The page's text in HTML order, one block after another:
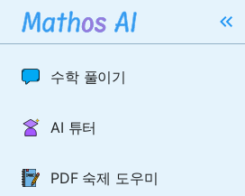
수학 풀이기
AI 튜터
PDF 숙제 도우미